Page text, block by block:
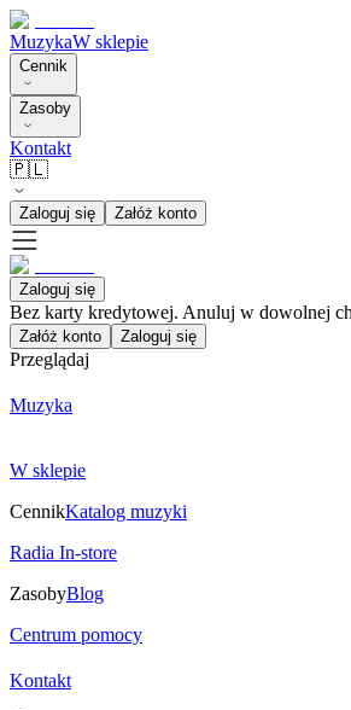
MuzykaW sklepie
Cennik
Zasoby
Kontakt
🇵🇱
Zaloguj się Załóż konto
Zaloguj się
Bez karty kredytowej. Anuluj w dowolnej
Załóż konto Zaloguj się
Przeglądaj
Muzyka
W sklepie
CennikKatalog muzyki
Radia In-store
ZasobyBlog
Centrum pomocy
Kontakt